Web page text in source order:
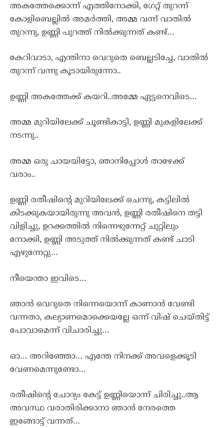
അകത്തേക്കൊന്ന് എത്തിനോക്കി, ഗേറ്റ് തുറന്ന്
കോളിബെല്ലിൽ അമർത്തി, അമ്മ വന്ന് വാതിൽ
തുറന്നു, ഉണ്ണി പുറത്ത് നിൽക്കുന്നത് കണ്ട്…
കേറിവാടാ, എന്തിനാ വെറുതെ ബെല്ലടിച്ചേ, വാതിൽ
തുറന്ന് വന്നു കൂടായിരുന്നോ..
ഉണ്ണി അകത്തേക്ക് കയറി..അമ്മേ ഏട്ടനെവിടെ…
അമ്മ മുറിയിലേക്ക് ചൂണ്ടികാട്ടി, ഉണ്ണി മുകളിലേക്ക്
നടന്നു..
അമ്മ ഒരു ചായയിട്ടോ, ഞാനിപ്പോൾ താഴേക്ക്
വരാം..
ഉണ്ണി രതീഷിന്റെ മുറിയിലേക്ക് ചെന്നു, കട്ടിലിൽ
കിടക്കുകയായിരുന്നു അവൻ, ഉണ്ണി രതീഷിനെ തട്ടി
വിളിച്ചു, ഉറക്കത്തിൽ നിന്നെഴുന്നേറ്റ് ചുറ്റിലും
നോക്കി, ഉണ്ണി അടുത്ത് നിൽക്കുന്നത് കണ്ട് ചാടി
എഴുന്നേറ്റു…
നീയെന്താ ഇവിടെ…
ഞാൻ വെറുതെ നിന്നെയൊന്ന് കാണാൻ വേണ്ടി
വന്നതാ, കല്യാണമൊക്കെയല്ലേ ഒന്ന് വിഷ് ചെയ്തിട്ട്
പോവാമെന്ന് വിചാരിച്ചു…
ഓ… അറിഞ്ഞോ… എന്തേ നിനക്ക് അവളെക്കൂടി
വേണമെന്നുണ്ടോ…
രതീഷിന്റെ ചോദ്യം കേട്ട് ഉണ്ണിയൊന്ന് ചിരിച്ചു..ആ
അവസ്ഥ വരാതിരിക്കാനാ ഞാൻ നേരത്തെ
ഇങ്ങോട്ട് വന്നത്…